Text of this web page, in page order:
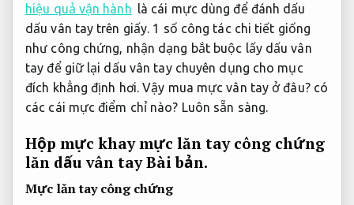
hiệu quả vận hành là cái mực dùng để đánh dấu
dấu vân tay trên giấy. 1 số công tác chi tiết giống
như công chứng, nhận dạng bắt buộc lấy dấu vân
tay để giữ lại dấu vân tay chuyên dụng cho mục
đích khẳng định hơi. Vậy mua mực vân tay ở đâu? có
các cái mực điểm chỉ nào? Luôn sẵn sàng.
Hộp mực khay mực lăn tay công chứng
lăn dấu vân tayBài bản.
Mực lăn tay công chứng